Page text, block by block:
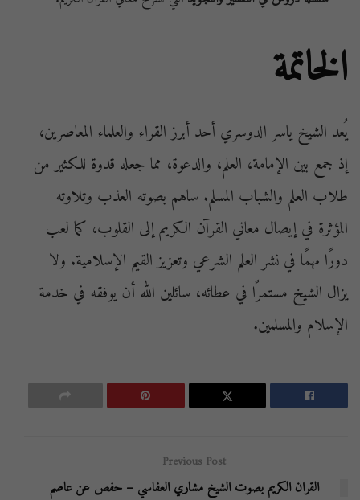
الخاتمة
يُعد الشيخ ياسر الدوسري أحد أبرز القراء والعلماء المعاصرين،
إذ جمع بين الإمامة، العلم، والدعوة، مما جعله قدوة للكثير من
طلاب العلم والشباب المسلم. ساهم بصوته العذب وتلاوته
المؤثرة في إيصال معاني القرآن الكريم إلى القلوب، كما لعب
دورًا مهمًا في نشر العلم الشرعي وتعزيز القيم الإسلامية. ولا
يزال الشيخ مستمرًا في عطائه، سائلين الله أن يوفقه في خدمة
الإسلام والمسلمين.
Previous Post
القران الكريم بصوت الشيخ مشاري العفاسي – حفص عن عاصم